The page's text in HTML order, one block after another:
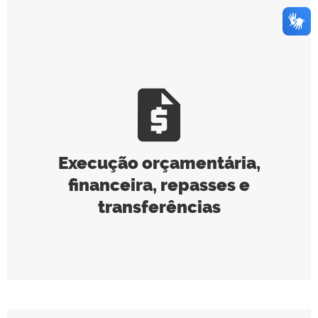
request_quote
Execução orçamentária,
financeira, repasses e
transferências